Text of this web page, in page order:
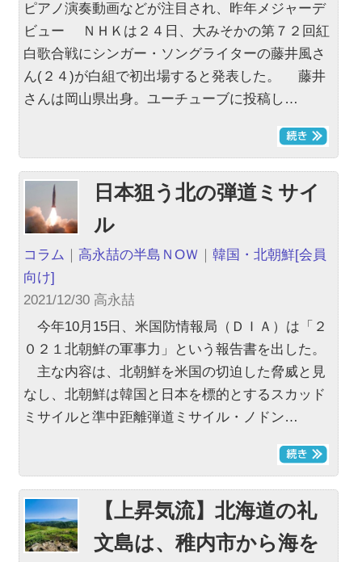
ピアノ演奏動画などが注目され、昨年メジャーデ
ビュー ＮＨＫは２４日、大みそかの第７２回紅
白歌合戦にシンガー・ソングライターの藤井風さ
ん(２４)が白組で初出場すると発表した。 藤井
さんは岡山県出身。ユーチューブに投稿し…
日本狙う北の弾道ミサイ
ル
コラム ｜高永喆の半島ＮOＷ ｜韓国・北朝鮮[会員
向け]
2021/12/30 高永喆
今年10月15日、米国防情報局（ＤＩＡ）は「２
０２１北朝鮮の軍事力」という報告書を出した。
主な内容は、北朝鮮を米国の切迫した脅威と見
なし、北朝鮮は韓国と日本を標的とするスカッド
ミサイルと準中距離弾道ミサイル・ノドン…
【上昇気流】北海道の礼
文島は、稚内市から海を